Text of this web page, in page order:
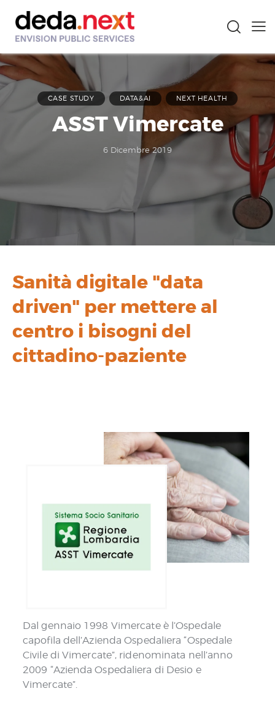
CASE STUDY DATA&AI NEXT HEALTH
ASST Vimercate
6 Dicembre 2019
Sanità digitale "data
driven" per mettere al
centro i bisogni del
cittadino-paziente
Dal gennaio 1998 Vimercate è l’Ospedale
capofila dell’Azienda Ospedaliera “Ospedale
Civile di Vimercate”, ridenominata nell’anno
2009 “Azienda Ospedaliera di Desio e
Vimercate”.